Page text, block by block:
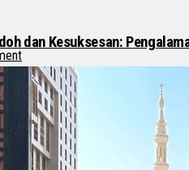
dan Kesuksesan: